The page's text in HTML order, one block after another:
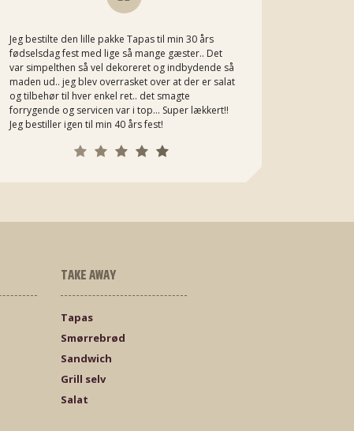
Jeg bestilte den lille pakke Tapas til min 30 års
fødselsdag fest med lige så mange gæster.. Det
var simpelthen så vel dekoreret og indbydende så
maden ud.. jeg blev overrasket over at der er salat
og tilbehør til hver enkel ret.. det smagte
forrygende og servicen var i top... Super lækkert!!
Jeg bestiller igen til min 40 års fest!
TAKE AWAY
Tapas
Smørrebrød
Sandwich
Grill selv
Salat